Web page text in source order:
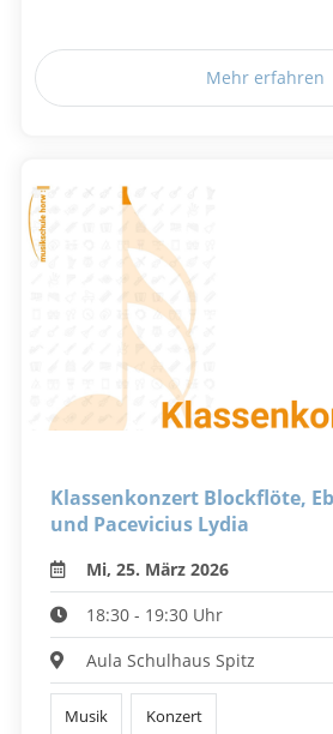
Mehr erfahren
Klassenkonzert Blockflöte,
und Pacevicius Lydia
Mi, 25. März 2026
18:30 - 19:30 Uhr
Aula Schulhaus Spitz
Musik Konzert